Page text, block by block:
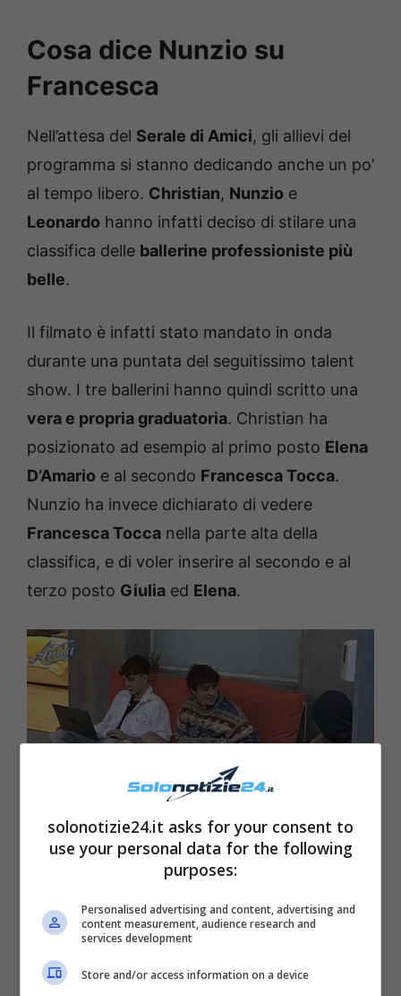
Cosa dice Nunzio su
Francesca
Nell’attesa del Serale di Amici, gli allievi del
programma si stanno dedicando anche un po’
al tempo libero. Christian, Nunzio e
Leonardo hanno infatti deciso di stilare una
classifica delle ballerine professioniste più
belle.
Il filmato è infatti stato mandato in onda
durante una puntata del seguitissimo talent
show. I tre ballerini hanno quindi scritto una
vera e propria graduatoria. Christian ha
posizionato ad esempio al primo posto Elena
D’Amario e al secondo Francesca Tocca.
Nunzio ha invece dichiarato di vedere
Francesca Tocca nella parte alta della
classifica, e di voler inserire al secondo e al
terzo posto Giulia ed Elena.
solonotizie24.it asks for your consent to
use your personal data for the following
purposes:
Personalised advertising and content, advertising and
content measurement, audience research and
services development
Store and/or access information on a device